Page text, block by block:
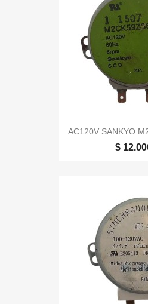
AC120V SANKYO
$